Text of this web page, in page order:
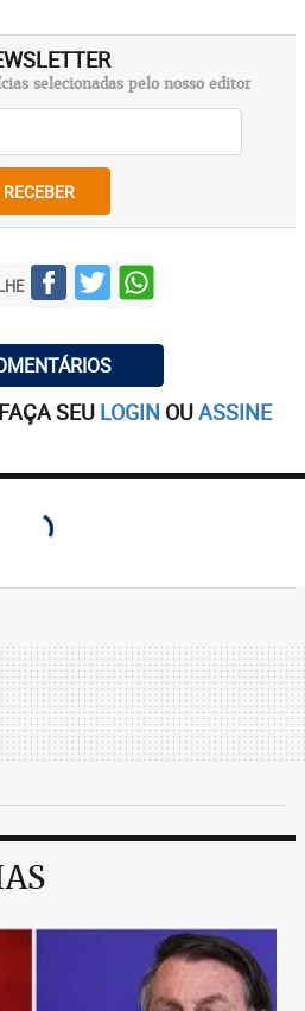
selecionadas pelo nosso editor
RECEBER
SEU LOGIN OUASSINE